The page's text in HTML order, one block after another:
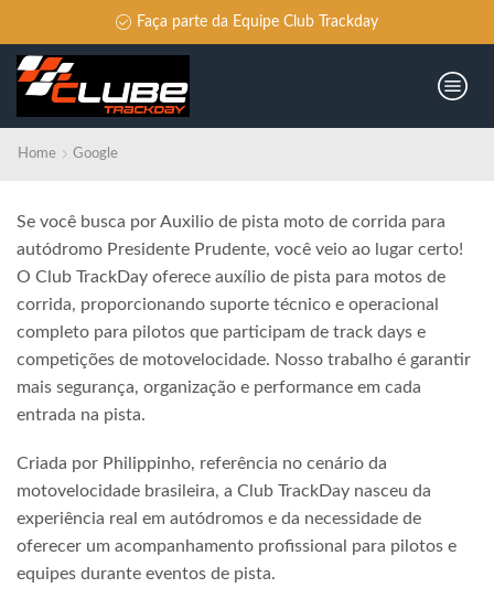
Faça parte da Equipe Club Trackday
Home Google
Se você busca por Auxilio de pista moto de corrida para
autódromo Presidente Prudente, você veio ao lugar certo!
O Club TrackDay oferece auxílio de pista para motos de
corrida, proporcionando suporte técnico e operacional
completo para pilotos que participam de track days e
competições de motovelocidade. Nosso trabalho é garantir
mais segurança, organização e performance em cada
entrada na pista.
Criada por Philippinho, referência no cenário da
motovelocidade brasileira, a Club TrackDay nasceu da
experiência real em autódromos e da necessidade de
oferecer um acompanhamento profissional para pilotos e
equipes durante eventos de pista.